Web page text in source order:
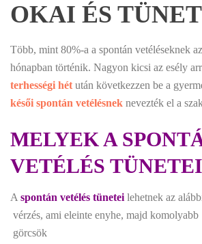
OKAI ÉS
Több, mint 80%-a a spontán vetéléseknek
hónapban történik. Nagyon kicsi az esély
terhességi hét után következzen be a
késői spontán vetélésnek nevezték el a
MELYEK A
VETÉLÉS
A spontán vetélés tünetei lehetnek az
 vérzés, ami eleinte enyhe, majd komolyabb
 görcsök